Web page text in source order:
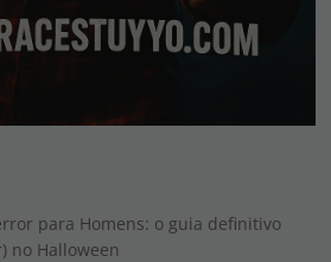
para Homens: o guia definitivo
no Halloween